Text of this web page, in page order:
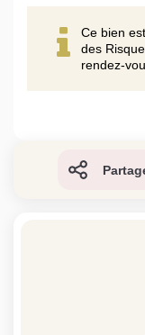
Ce bien
des
rendez-